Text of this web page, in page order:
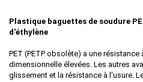
Plastique baguettes de soudure
d'éthylène
PET (PETP obsolète) a une
dimensionnelle élevées. Les autres
glissement et la résistance à l'usure.